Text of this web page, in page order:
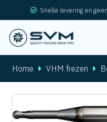
Snelle levering en
Home VHM frezen